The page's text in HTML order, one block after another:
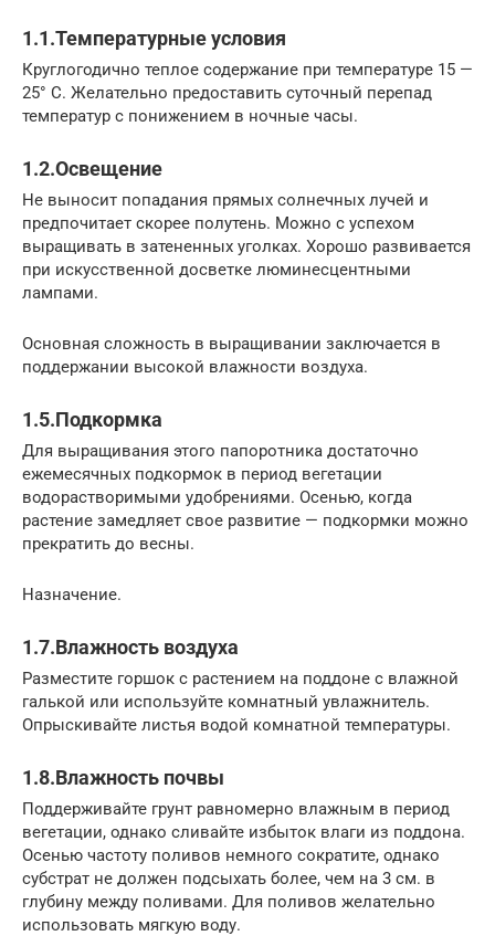
1.1.Температурные условия
Круглогодично теплое содержание при температуре 15 —
25° С. Желательно предоставить суточный перепад
температур с понижением в ночные часы.
1.2.Освещение
Не выносит попадания прямых солнечных лучей и
предпочитает скорее полутень. Можно с успехом
выращивать в затененных уголках. Хорошо развивается
при искусственной досветке люминесцентными
лампами.
Основная сложность в выращивании заключается в
поддержании высокой влажности воздуха.
1.5.Подкормка
Для выращивания этого папоротника достаточно
ежемесячных подкормок в период вегетации
водорастворимыми удобрениями. Осенью, когда
растение замедляет свое развитие — подкормки можно
прекратить до весны.
Назначение.
1.7.Влажность воздуха
Разместите горшок с растением на поддоне с влажной
галькой или используйте комнатный увлажнитель.
Опрыскивайте листья водой комнатной температуры.
1.8.Влажность почвы
Поддерживайте грунт равномерно влажным в период
вегетации, однако сливайте избыток влаги из поддона.
Осенью частоту поливов немного сократите, однако
субстрат не должен подсыхать более, чем на 3 см. в
глубину между поливами. Для поливов желательно
использовать мягкую воду.